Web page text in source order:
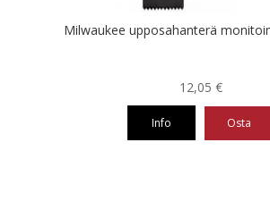
Milwaukee upposahanterä
12,05 €
Info Osta